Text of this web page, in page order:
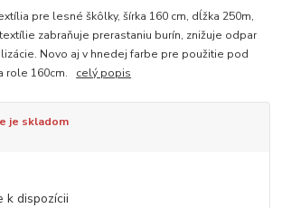
pre lesné škôlky, šírka 160 cm, dĺžka 250m,
zabraňuje prerastaniu burín, znižuje odpar
Novo aj v hnedej farbe pre použitie pod
role 160cm. celý popis
je skladom
k dispozícii